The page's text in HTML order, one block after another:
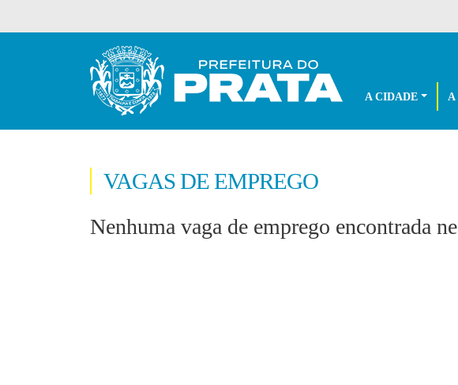
A CIDADE A
VAGAS DE EMPREGO
Nenhuma vaga de emprego encontrada